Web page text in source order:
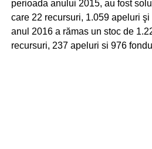
perioada anului 2015, au fost
care 22 recursuri, 1.059 apeluri
anul 2016 a rămas un stoc de
recursuri, 237 apeluri si 976